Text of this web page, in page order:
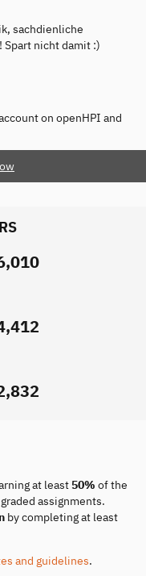
sachdienliche
Spart nicht damit :)
on openHPI and
at least 50% of the
assignments.
by completing at least
and guidelines.